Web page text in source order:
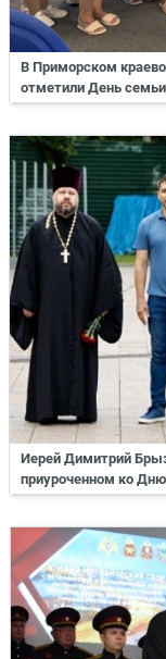
В Приморском
отметили День
Иерей Димитрий
приуроченном ко